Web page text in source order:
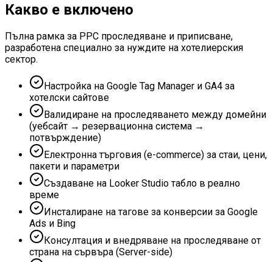
Какво е включено
Пълна рамка за PPC проследяване и приписване,
разработена специално за нуждите на хотелиерския
сектор.
Настройка на Google Tag Manager и GA4 за
хотелски сайтове
Валидиране на проследяването между домейни
(уебсайт → резервационна система →
потвърждение)
Електронна търговия (e-commerce) за стаи, цени,
пакети и параметри
Създаване на Looker Studio табло в реално
време
Инсталиране на тагове за конверсии за Google
Ads и Bing
Консултация и внедряване на проследяване от
страна на сървъра (Server-side)